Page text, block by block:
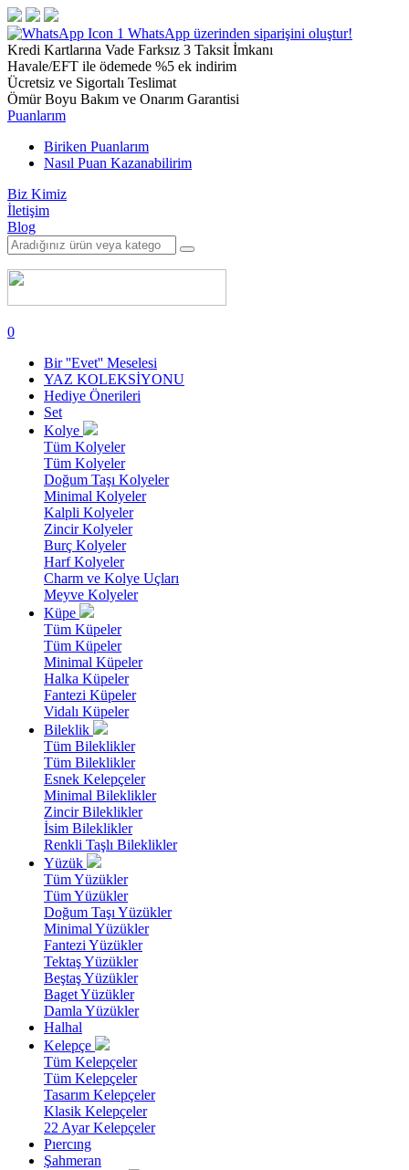
1 WhatsApp üzerinden siparişini oluştur!
Kredi Kartlarına Vade Farksız 3 Taksit İmkanı
Havale/EFT ile ödemede %5 ek indirim
Ücretsiz ve Sigortalı Teslimat
Ömür Boyu Bakım ve Onarım Garantisi
Puanlarım
Biriken Puanlarım
Nasıl Puan Kazanabilirim
Biz Kimiz
İletişim
Blog
0
Bir ''Evet'' Meselesi
YAZ KOLEKSİYONU
Hediye Önerileri
Set
Kolye
Tüm Kolyeler
Tüm Kolyeler
Doğum Taşı Kolyeler
Minimal Kolyeler
Kalpli Kolyeler
Zincir Kolyeler
Burç Kolyeler
Harf Kolyeler
Charm ve Kolye Uçları
Meyve Kolyeler
Küpe
Tüm Küpeler
Tüm Küpeler
Minimal Küpeler
Halka Küpeler
Fantezi Küpeler
Vidalı Küpeler
Bileklik
Tüm Bileklikler
Tüm Bileklikler
Esnek Kelepçeler
Minimal Bileklikler
Zincir Bileklikler
İsim Bileklikler
Renkli Taşlı Bileklikler
Yüzük
Tüm Yüzükler
Tüm Yüzükler
Doğum Taşı Yüzükler
Minimal Yüzükler
Fantezi Yüzükler
Tektaş Yüzükler
Beştaş Yüzükler
Baget Yüzükler
Damla Yüzükler
Halhal
Kelepçe
Tüm Kelepçeler
Tüm Kelepçeler
Tasarım Kelepçeler
Klasik Kelepçeler
22 Ayar Kelepçeler
Pıercıng
Şahmeran